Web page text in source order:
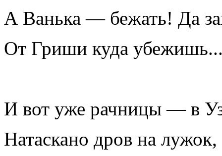
А Ванька — бежать! Да
От Гриши куда
И вот уже рачницы — в
Натаскано дров на лужок,